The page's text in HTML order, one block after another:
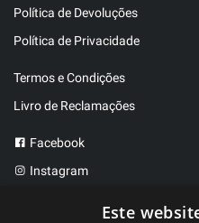
Política de Devoluções
Política de Privacidade
Termos e Condições
Livro de Reclamações
Facebook
Instagram
Este